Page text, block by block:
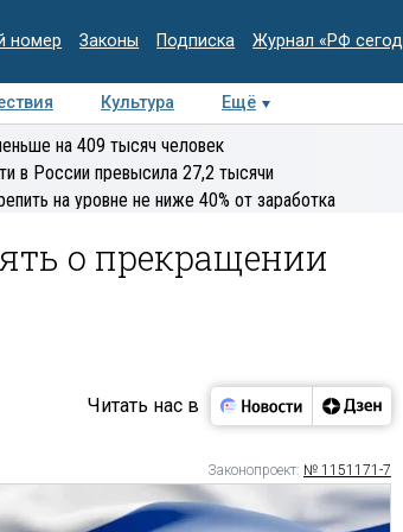
номер Законы Подписка Журнал «РФ
Культура Ещё
Интервью Колумнисты
на 409 тысяч человек
в России превысила 27,2 тысячи
на уровне не ниже 40% от заработка
о прекращении
Читать нас в
Законопроект: № 1151171-7